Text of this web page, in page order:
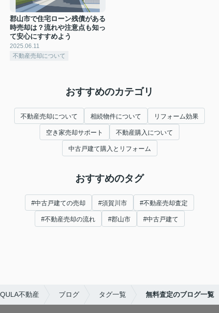
郡山市で住宅ローン残債がある
時売却は？流れや注意点も知っ
て安心にすすめよう
2025.06.11
不動産売却について
おすすめのカテゴリ
不動産売却について 相続物件について リフォーム効果
空き家売却サポート 不動産購入について
中古戸建て購入とリフォーム
おすすめのタグ
#中古戸建ての売却 #須賀川市 #不動産売却査定
#不動産売却の流れ #郡山市 #中古戸建て
不動産 ブログ タグ一覧 無料査定のブログ一覧